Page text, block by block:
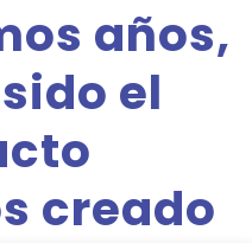
años,
el
creado